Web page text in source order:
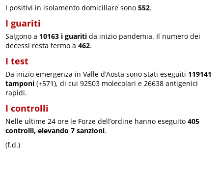
I positivi in isolamento domiciliare sono552.
I guariti
Salgono a 10163 i guariti da inizio pandemia. Il numero dei
decessi resta fermo a462.
I test
Da inizio emergenza in Valle d’Aosta sono stati eseguiti 119141
tamponi (+571), di cui 92503 molecolari e 26638 antigenici
rapidi.
I controlli
Nelle ultime 24 ore le Forze dell’ordine hanno eseguito405
controlli, elevando 7 sanzioni.
(f.d.)